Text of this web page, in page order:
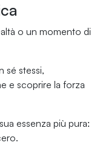
o un momento di
sé stessi,
e scoprire la forza
essenza più pura: